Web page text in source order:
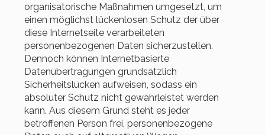
organisatorische Maßnahmen umgesetzt, um
einen möglichst lückenlosen Schutz der über
diese Internetseite verarbeiteten
personenbezogenen Daten sicherzustellen.
Dennoch können Internetbasierte
Datenübertragungen grundsätzlich
Sicherheitslücken aufweisen, sodass ein
absoluter Schutz nicht gewährleistet werden
kann. Aus diesem Grund steht es jeder
betroffenen Person frei, personenbezogene